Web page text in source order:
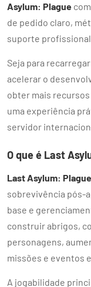
Asylum: Plague
de pedido claro,
suporte profissional
Seja para
acelerar o
obter mais
uma experiência
servidor
O que é Last
Last Asylum: Plague
sobrevivência pós-
base e
construir abrigos,
personagens,
missões e eventos
A jogabilidade